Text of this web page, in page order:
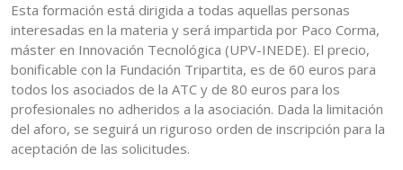
Esta formación está dirigida a todas aquellas personas
interesadas en la materia y será impartida por Paco Corma,
máster en Innovación Tecnológica (UPV-INEDE). El precio,
bonificable con la Fundación Tripartita, es de 60 euros para
todos los asociados de la ATC y de 80 euros para los
profesionales no adheridos a la asociación. Dada la limitación
del aforo, se seguirá un riguroso orden de inscripción para la
aceptación de las solicitudes.